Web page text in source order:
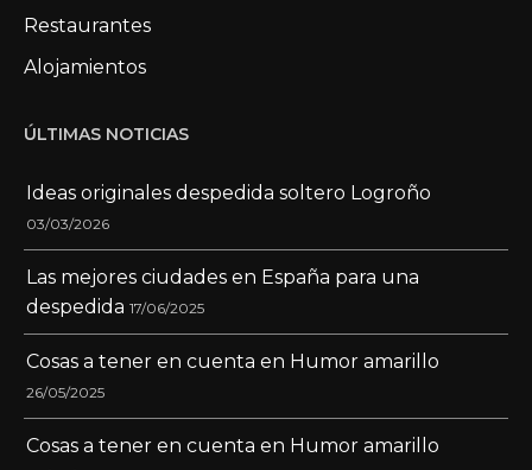
Restaurantes
Alojamientos
ÚLTIMAS NOTICIAS
Ideas originales despedida soltero Logroño
03/03/2026
Las mejores ciudades en España para una
despedida 17/06/2025
Cosas a tener en cuenta en Humor amarillo
26/05/2025
Cosas a tener en cuenta en Humor amarillo